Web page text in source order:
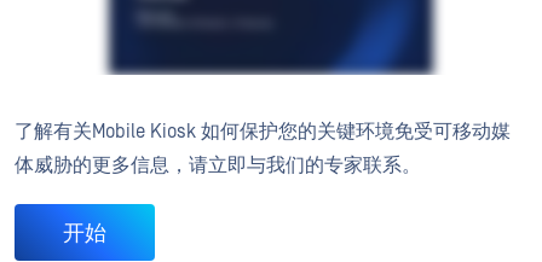
了解有关Mobile Kiosk 如何保护您的关键环境免受可移动媒
体威胁的更多信息，请立即与我们的专家联系。
开始